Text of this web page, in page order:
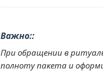
Важно:
При обращении в
полноту пакета и